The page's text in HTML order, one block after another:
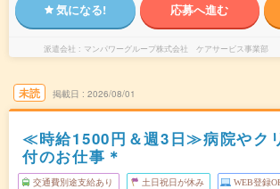
気になる! 応募へ進む
派遣会社 マンパワーグループ株式会社 ケアサービス事業部
未読 掲載日 2026/08/01
≪時給1500円＆週3日≫病院やク
付のお仕事＊
交通費別途支給あり 土日祝日が休み WEB登録